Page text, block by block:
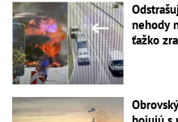
nehody
ťažko